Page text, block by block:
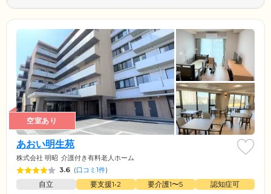
空室あり
あおい明生苑
株式会社 明昭 介護付き有料老人ホーム
3.6 (口コミ1件)
自立 要支援1•2 要介護1〜5
認知症可